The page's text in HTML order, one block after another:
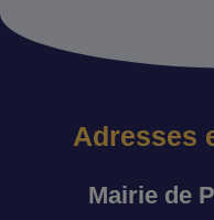
Adresses
Mairie de